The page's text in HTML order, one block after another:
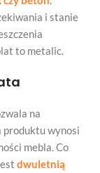
i stanie
to metalic.
na
wynosi
mebla. Co
dwuletnią